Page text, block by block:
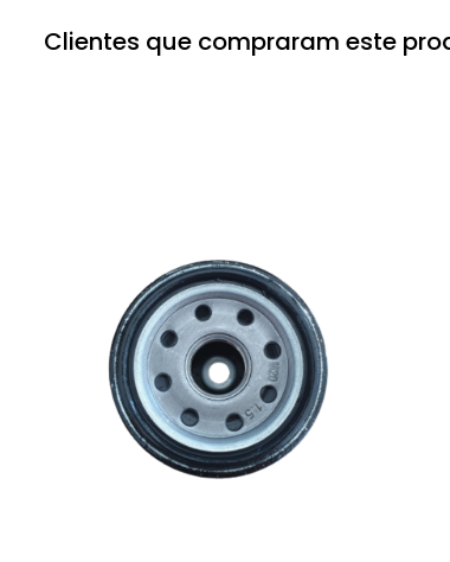
Clientes que compraram este